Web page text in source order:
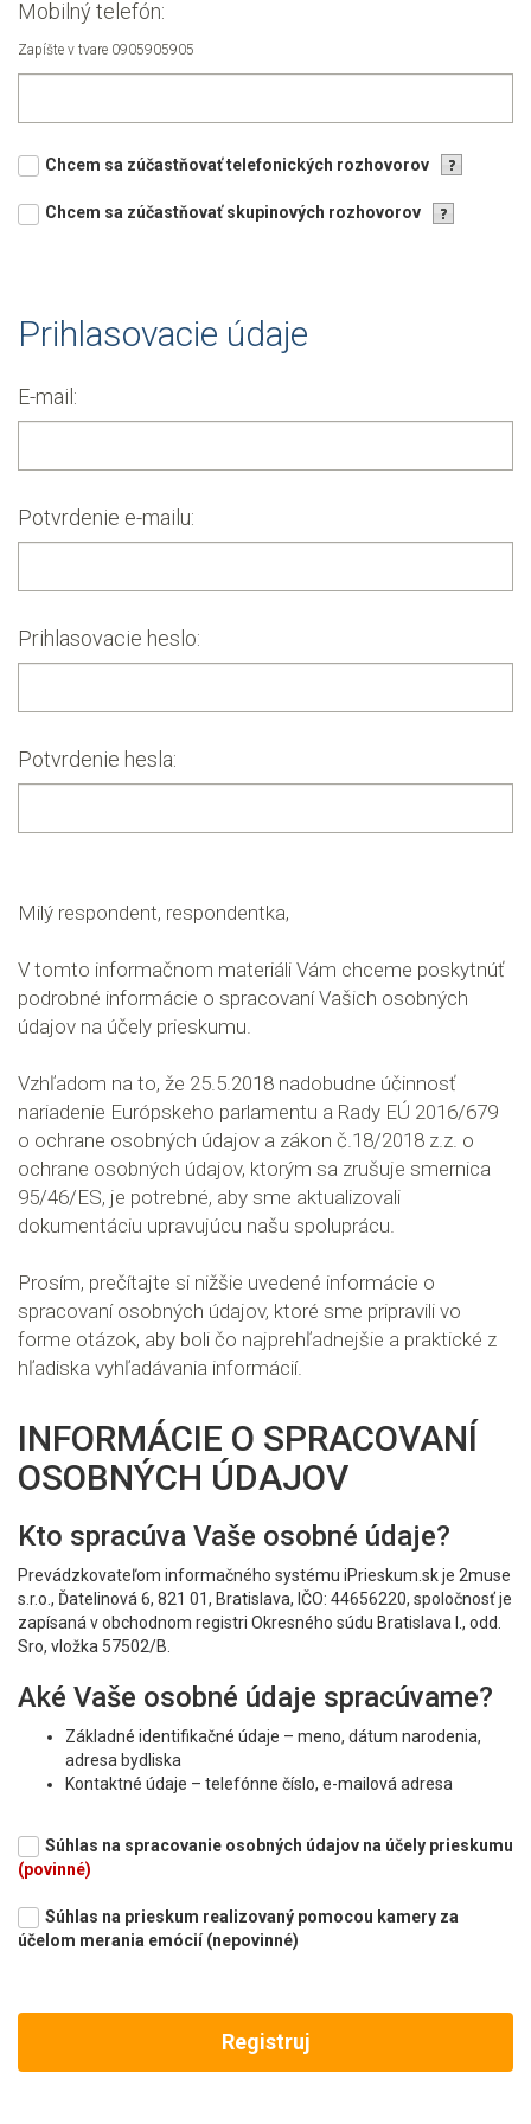
Mobilný telefón:
Zapíšte v tvare 0905905905
Chcem sa zúčastňovať telefonických rozhovorov
Chcem sa zúčastňovať skupinových rozhovorov
Prihlasovacie údaje
E-mail:
Potvrdenie e-mailu:
Prihlasovacie heslo:
Potvrdenie hesla:
Milý respondent, respondentka,
V tomto informačnom materiáli Vám chceme poskytnúť
podrobné informácie o spracovaní Vašich osobných
údajov na účely prieskumu.
Vzhľadom na to, že 25.5.2018 nadobudne účinnosť
nariadenie Európskeho parlamentu a Rady EÚ 2016/679
o ochrane osobných údajov a zákon č.18/2018 z.z. o
ochrane osobných údajov, ktorým sa zrušuje smernica
95/46/ES, je potrebné, aby sme aktualizovali
dokumentáciu upravujúcu našu spoluprácu.
Prosím, prečítajte si nižšie uvedené informácie o
spracovaní osobných údajov, ktoré sme pripravili vo
forme otázok, aby boli čo najprehľadnejšie a praktické z
hľadiska vyhľadávania informácií.
INFORMÁCIE O SPRACOVANÍ
OSOBNÝCH ÚDAJOV
Kto spracúva Vaše osobné údaje?
Prevádzkovateľom informačného systému iPrieskum.sk je 2muse
s.r.o., Ďatelinová 6, 821 01, Bratislava, IČO: 44656220, spoločnosť je
zapísaná v obchodnom registri Okresného súdu Bratislava I., odd.
Sro, vložka 57502/B.
Aké Vaše osobné údaje spracúvame?
Základné identifikačné údaje – meno, dátum narodenia,
adresa bydliska
Kontaktné údaje – telefónne číslo, e-mailová adresa
výdavkoch za tovary a služby, počte detí, počet osôb v
domácnosti
Z akých zdrojov osobné údaje
Vašim súhlasom priamo od Vás. Tieto osobné údaje uvádzate pri
registrácii na iPrieskum.sk a postupným dopĺňaním údajov na
svojom konte.
Súhlas na spracovanie osobných údajov na účely prieskumu
(povinné)
Súhlas na prieskum realizovaný pomocou kamery za
účelom merania emócií (nepovinné)